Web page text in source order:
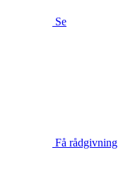
Se
Få rådgivning